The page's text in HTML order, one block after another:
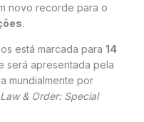
novo recorde para o
.
está marcada para 14
e será apresentada pela
mundialmente por
Law & Order: Special